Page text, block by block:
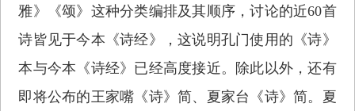
雅》《颂》这种分类编排及其顺序，讨论的近60首
诗皆见于今本《诗经》，这说明孔门使用的《诗》
本与今本《诗经》已经高度接近。除此以外，还有
即将公布的王家嘴《诗》简、夏家台《诗》简。夏